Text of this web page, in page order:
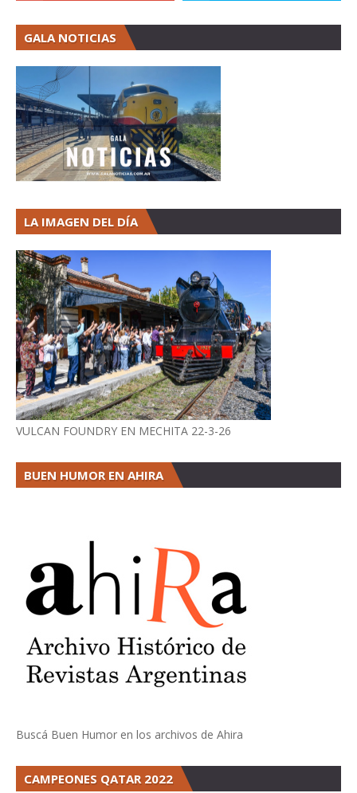
GALA NOTICIAS
LA IMAGEN DEL DÍA
VULCAN FOUNDRY EN MECHITA 22-3-26
BUEN HUMOR EN AHIRA
Buscá Buen Humor en los archivos de Ahira
CAMPEONES QATAR 2022